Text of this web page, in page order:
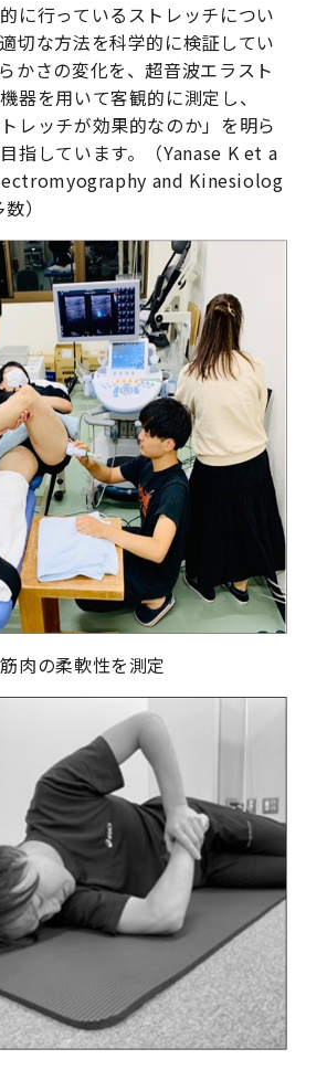
に行っているストレッチについ
切な方法を科学的に検証してい
かさの変化を、超音波エラスト
器を用いて客観的に測定し、
レッチが効果的なのか」を明ら
指しています。（Yanase K et a
and Kinesiolog
）
肉の柔軟性を測定